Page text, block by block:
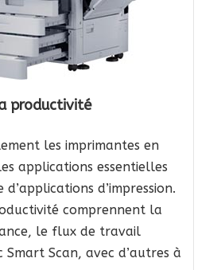
productivité
les imprimantes en
applications essentielles
d’impression.
comprennent la
le flux de travail
Smart Scan, avec d’autres à